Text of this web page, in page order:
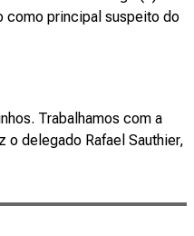
como principal suspeito do
Trabalhamos com a
delegado Rafael Sauthier,